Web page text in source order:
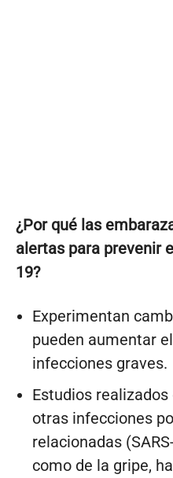
¿Por qué las
alertas para prevenir
19?
Experimentan
pueden aumentar
infecciones graves.
Estudios
otras infecciones
relacionadas
como de la gripe,